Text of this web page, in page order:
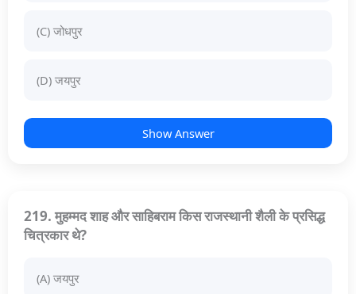
(C) जोधपुर
(D) जयपुर
Show Answer
219. मुहम्मद शाह और साहिबराम किस राजस्थानी शैली के प्रसिद्ध
चित्रकार थे?
(A) जयपुर